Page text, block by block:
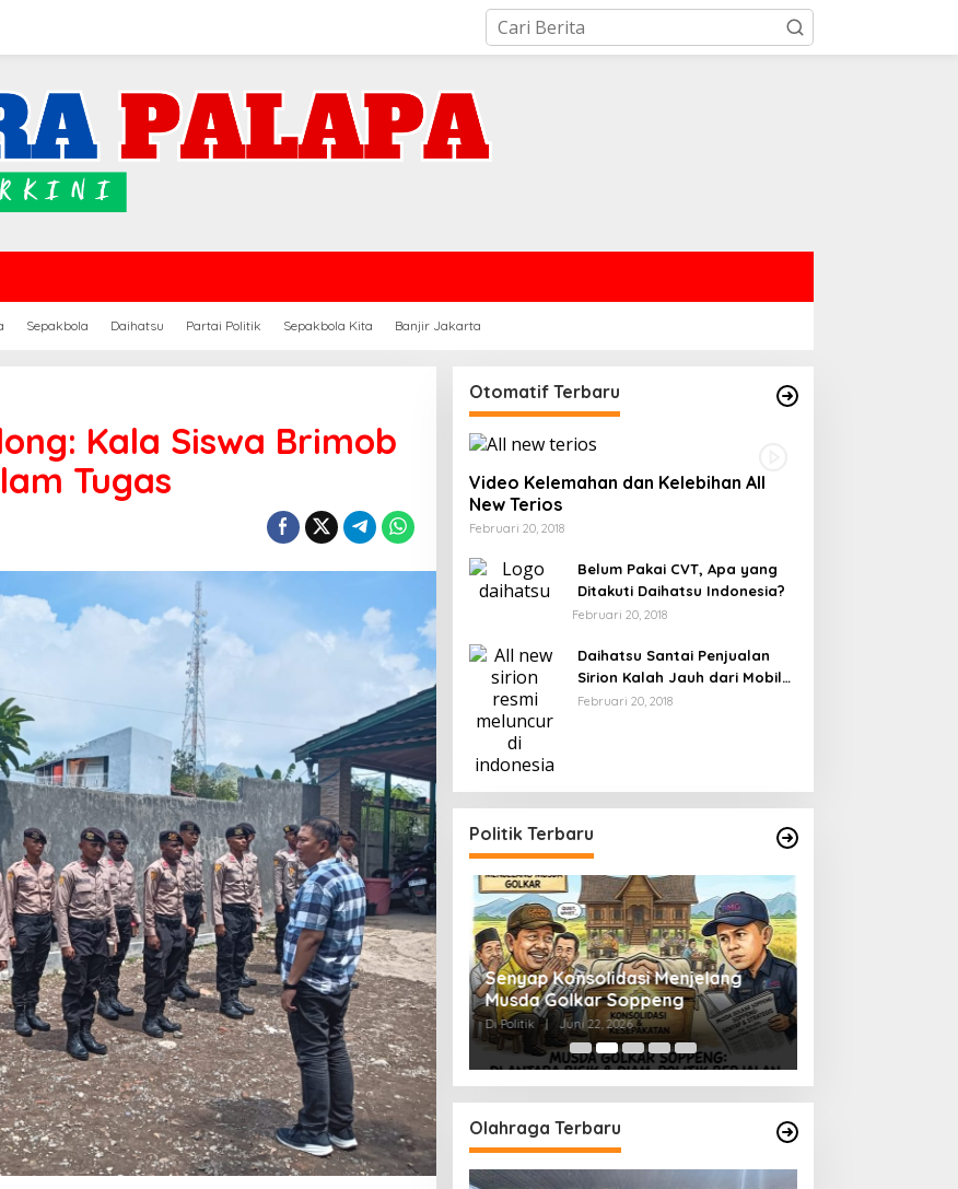
Sepakbola Daihatsu Partai Politik Sepakbola Kita Banjir Jakarta
Kala Siswa Brimob
Tugas
Otomatif Terbaru
Video Kelemahan dan Kelebihan All
New Terios
Februari 20, 2018
Belum Pakai CVT, Apa yang
Ditakuti Daihatsu Indonesia?
Februari 20, 2018
Daihatsu Santai Penjualan
Sirion Kalah Jauh dari Mobil
LCGC
Februari 20, 2018
Politik Terbaru
Menanti Penerus Beringin di Bumi
Latemmamala
Di Politik | Juni 22, 2026
Senyap Konsolidasi Menjelang
Musda Golkar Soppeng
Di Politik | Juni 22, 2026
Olahraga Terbaru